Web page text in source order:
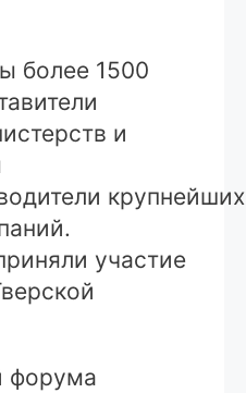
более 1500
и
крупнейших
участие
форума